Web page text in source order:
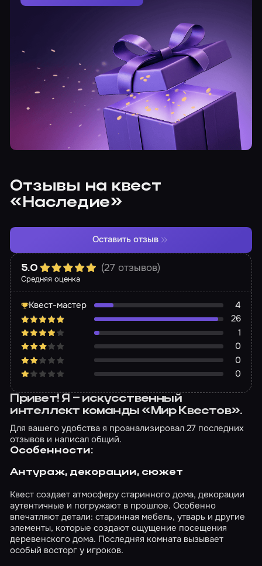
Отзывы на квест
«Наследие»
Средняя оценка
5.0 (27 отзывов)
Квест-мастер
4
26
1
0
0
0
Оставить отзыв
Привет! Я – искусственный
интеллект команды «Мир Квестов».
Для вашего удобства я проанализировал 27 последних
отзывов и написал общий.
Особенности:
Антураж, декорации, сюжет
Квест создает атмосферу старинного дома, декорации
аутентичные и погружают в прошлое. Особенно
впечатляют детали: старинная мебель, утварь и другие
элементы, которые создают ощущение посещения
деревенского дома. Последняя комната вызывает
особый восторг у игроков.